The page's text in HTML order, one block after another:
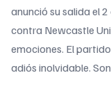
anunció su salida el
contra Newcastle
emociones. El
adiós inolvidable.